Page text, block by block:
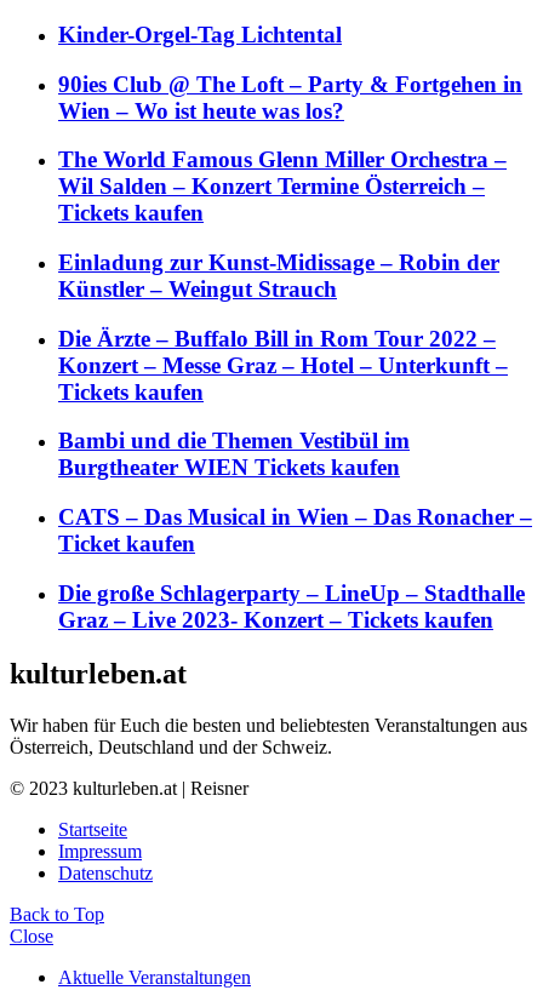
Kinder-Orgel-Tag Lichtental
90ies Club @ The Loft – Party & Fortgehen in
Wien – Wo ist heute was los?
The World Famous Glenn Miller Orchestra –
Wil Salden – Konzert Termine Österreich –
Tickets kaufen
Einladung zur Kunst-Midissage – Robin der
Künstler – Weingut Strauch
Die Ärzte – Buffalo Bill in Rom Tour 2022 –
Konzert – Messe Graz – Hotel – Unterkunft –
Tickets kaufen
Bambi und die Themen Vestibül im
Burgtheater WIEN Tickets kaufen
CATS – Das Musical in Wien – Das Ronacher –
Ticket kaufen
Die große Schlagerparty – LineUp – Stadthalle
Graz – Live 2023- Konzert – Tickets kaufen
kulturleben.at
Wir haben für Euch die besten und beliebtesten Veranstaltungen aus
Österreich, Deutschland und der Schweiz.
© 2023 kulturleben.at | Reisner
Startseite
Impressum
Datenschutz
Back to Top
Close
Aktuelle Veranstaltungen